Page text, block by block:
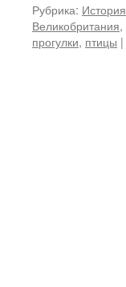
Рубрика: История
Великобритания,
прогулки, птицы |